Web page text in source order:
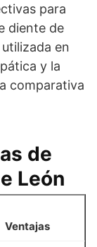
para
diente de
en
y la
comparativa
de
León
Ventajas